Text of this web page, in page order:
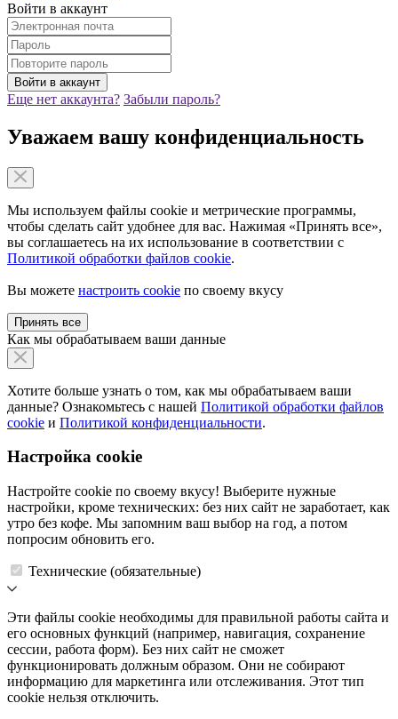
Войти в аккаунт
Еще нет аккаунта? Забыли пароль?
Уважаем вашу конфиденциальность
Мы используем файлы cookie и метрические программы,
чтобы сделать сайт удобнее для вас. Нажимая «Принять все»,
вы соглашаетесь на их использование в соответствии с
Политикой обработки файлов cookie.
Вы можете настроить cookie по своему вкусу
Принять все
Как мы обрабатываем ваши данные
Хотите больше узнать о том, как мы обрабатываем ваши
данные? Ознакомьтесь с нашей Политикой обработки файлов
cookie и Политикой конфиденциальности.
Настройка cookie
Настройте cookie по своему вкусу! Выберите нужные
настройки, кроме технических: без них сайт не заработает, как
утро без кофе. Мы запомним ваш выбор на год, а потом
попросим обновить его.
Технические (обязательные)
Эти файлы cookie необходимы для правильной работы сайта и
его основных функций (например, навигация, сохранение
сессии, работа форм). Без них сайт не сможет
функционировать должным образом. Они не собирают
информацию для маркетинга или отслеживания. Этот тип
cookie нельзя отключить.